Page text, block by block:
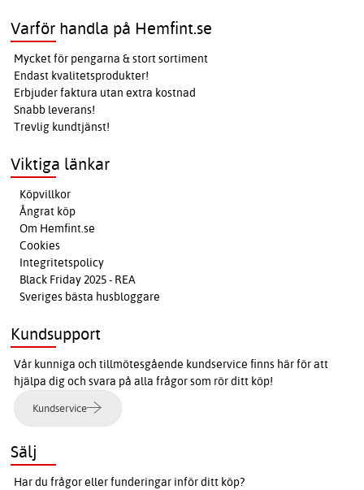
Varför handla på Hemfint.se
Mycket för pengarna & stort sortiment
Endast kvalitetsprodukter!
Erbjuder faktura utan extra kostnad
Snabb leverans!
Trevlig kundtjänst!
Viktiga länkar
Köpvillkor
Ångrat köp
Om Hemfint.se
Cookies
Integritetspolicy
Black Friday 2025 - REA
Sveriges bästa husbloggare
Kundsupport
Vår kunniga och tillmötesgående kundservice finns här för att
hjälpa dig och svara på alla frågor som rör ditt köp!
Kundservice
Sälj
Har du frågor eller funderingar inför ditt köp?